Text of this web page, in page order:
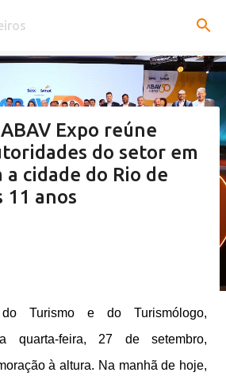
o conteúdo principal
Expo reúne
do setor em
cidade do Rio de
11 anos
Turismo e do Turismólogo,
quarta-feira, 27 de setembro,
à altura. Na manhã de hoje,